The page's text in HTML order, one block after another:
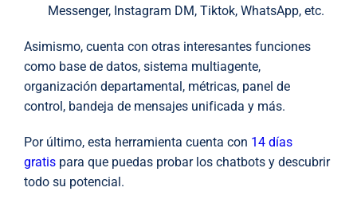
Messenger, Instagram DM, Tiktok, WhatsApp, etc.
Asimismo, cuenta con otras interesantes funciones
como base de datos, sistema multiagente,
organización departamental, métricas, panel de
control, bandeja de mensajes unificada y más.
Por último, esta herramienta cuenta con 14 días
gratis para que puedas probar los chatbots y descubrir
todo su potencial.